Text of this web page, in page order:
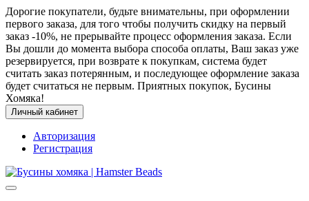
Дорогие покупатели, будьте внимательны, при оформлении
первого заказа, для того чтобы получить скидку на первый
заказ -10%, не прерывайте процесс оформления заказа. Если
Вы дошли до момента выбора способа оплаты, Ваш заказ уже
резервируется, при возврате к покупкам, система будет
считать заказ потерянным, и последующее оформление заказа
будет считаться не первым. Приятных покупок, Бусины
Хомяка!
Личный кабинет
Авторизация
Регистрация